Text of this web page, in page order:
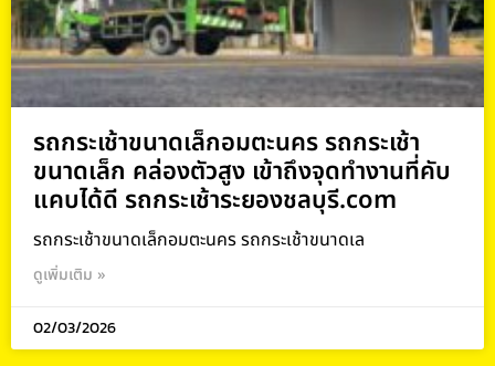
รถกระเช้าขนาดเล็กอมตะนคร รถกระเช้า
ขนาดเล็ก คล่องตัวสูง เข้าถึงจุดทำงานที่คับ
แคบได้ดี รถกระเช้าระยองชลบุรี.com
รถกระเช้าขนาดเล็กอมตะนคร รถกระเช้าขนาดเล
ดูเพิ่มเติม »
02/03/2026